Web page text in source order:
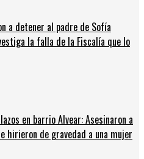
a detener al padre de Sofía
la falla de la Fiscalía que lo
en barrio Alvear: Asesinaron a
hirieron de gravedad a una mujer